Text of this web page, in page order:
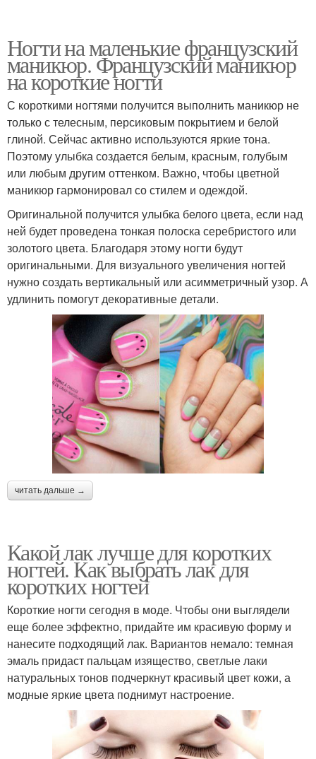
Ногти на маленькие французский
маникюр. Французский маникюр
на короткие ногти
С короткими ногтями получится выполнить маникюр не
только с телесным, персиковым покрытием и белой
глиной. Сейчас активно используются яркие тона.
Поэтому улыбка создается белым, красным, голубым
или любым другим оттенком. Важно, чтобы цветной
маникюр гармонировал со стилем и одеждой.
Оригинальной получится улыбка белого цвета, если над
ней будет проведена тонкая полоска серебристого или
золотого цвета. Благодаря этому ногти будут
оригинальными. Для визуального увеличения ногтей
нужно создать вертикальный или асимметричный узор. А
удлинить помогут декоративные детали.
читать дальше →
Какой лак лучше для коротких
ногтей. Как выбрать лак для
коротких ногтей
Короткие ногти сегодня в моде. Чтобы они выглядели
еще более эффектно, придайте им красивую форму и
нанесите подходящий лак. Вариантов немало: темная
эмаль придаст пальцам изящество, светлые лаки
натуральных тонов подчеркнут красивый цвет кожи, а
модные яркие цвета поднимут настроение.